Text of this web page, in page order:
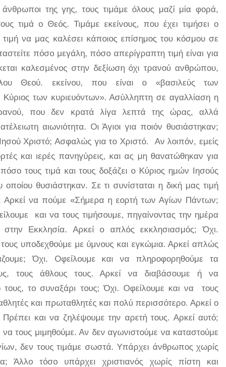
της γης, τους τιμάμε όλους μαζί μία φορά,
τιμά ο Θεός. Τιμάμε εκείνους, που έχει τιμήσει ο
να μας καλέσει κάποιος επίσημος του κόσμου σε
πόσο μεγάλη, πόσο απερίγραπτη τιμή είναι για
καλεσμένος στην δεξίωση όχι τρανού ανθρώπου,
Θεού. εκείνου, που είναι ο «βασιλεύς των
Κύριος των κυριευόντων». Ασύλληπτη σε αγαλλίαση η
που δεν κρατά λίγα λεπτά της ώρας, αλλά
αιωνιότητα. Οι Άγιοι για ποιόν θυσιάστηκαν;
Χριστό; Ασφαλώς για το Χριστό. Αν λοιπόν, εμείς
και ιερές πανηγύρεις, και ας μη θανατώθηκαν για
τους τιμά και τους δοξάζει ο Κύριος ημών Ιησούς
θυσιάστηκαν. Σε τι συνίσταται η δική μας τιμή
Αρκεί να πούμε «Σήμερα η εορτή των Αγίων Πάντων;
και να τους τιμήσουμε, πηγαίνοντας την ημέρα
στην Εκκλησία. Αρκεί ο απλός εκκλησιασμός; Όχι.
υποδεχθούμε με ύμνους και εγκώμια. Αρκεί απλώς
Όχι. Οφείλουμε και να πληροφορηθούμε τα
τους άθλους τους. Αρκεί να διαβάσουμε ή να
τους, το συναξάρι τους; Όχι. Οφείλουμε και να τους
και πρωταθλητές και πολύ περισσότερο. Αρκεί ο
και να ζηλέψουμε την αρετή τους. Αρκεί αυτό;
να τους μιμηθούμε. Αν δεν αγωνιστούμε να καταστούμε
δεν τους τιμάμε σωστά. Υπάρχει άνθρωπος χωρίς
Άλλο τόσο υπάρχει χριστιανός χωρίς πίστη και